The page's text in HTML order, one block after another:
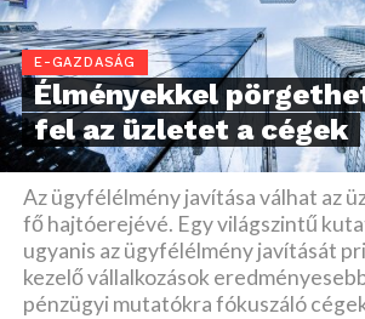
E-GAZDASÁG
Élményekkel
fel az üzletet a cégek
Az ügyfélélmény javítása válhat az
fő hajtóerejévé. Egy világszintű
ugyanis az ügyfélélmény javítását
kezelő vállalkozások
pénzügyi mutatókra fókuszáló